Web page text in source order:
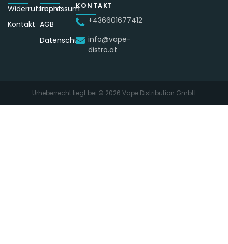
Widerrufsrecht
Kontakt
Impressum
AGB
Datenschutz
KONTAKT
+436601677412
info@vape-
distro.at
Urheberrecht liegt bei © 2026 Vape Distribution GmbH